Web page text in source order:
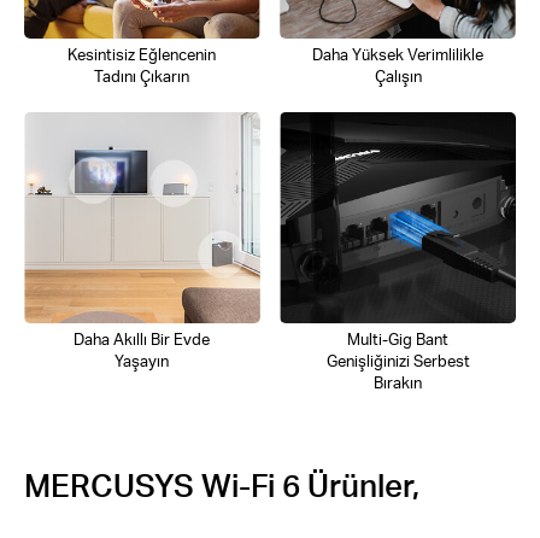
Kesintisiz Eğlencenin
Tadını Çıkarın
Daha Yüksek Verimlilikle
Çalışın
Daha Akıllı Bir Evde
Yaşayın
Multi-Gig Bant
Genişliğinizi Serbest
Bırakın
MERCUSYS Wi-Fi 6 Ürünler,